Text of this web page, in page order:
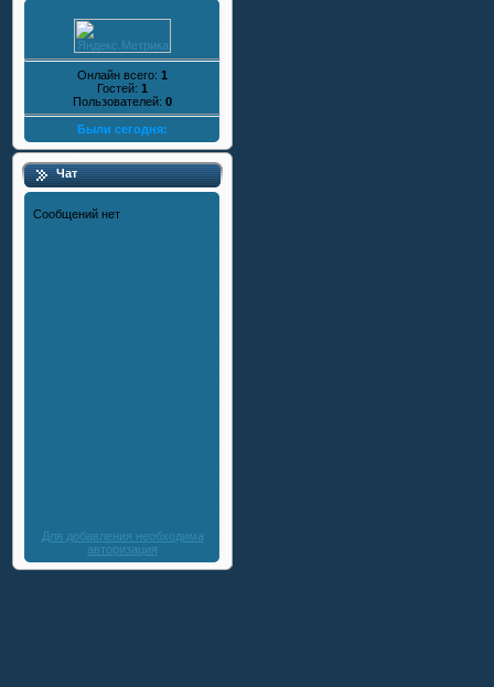
Онлайн всего: 1
Гостей: 1
Пользователей: 0
Были сегодня:
Чат
Для добавления необходима
авторизация